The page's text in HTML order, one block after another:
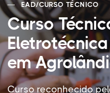
EAD/CURSO TÉCNICO
Curso
Eletrotécnica
em
Curso reconhecido